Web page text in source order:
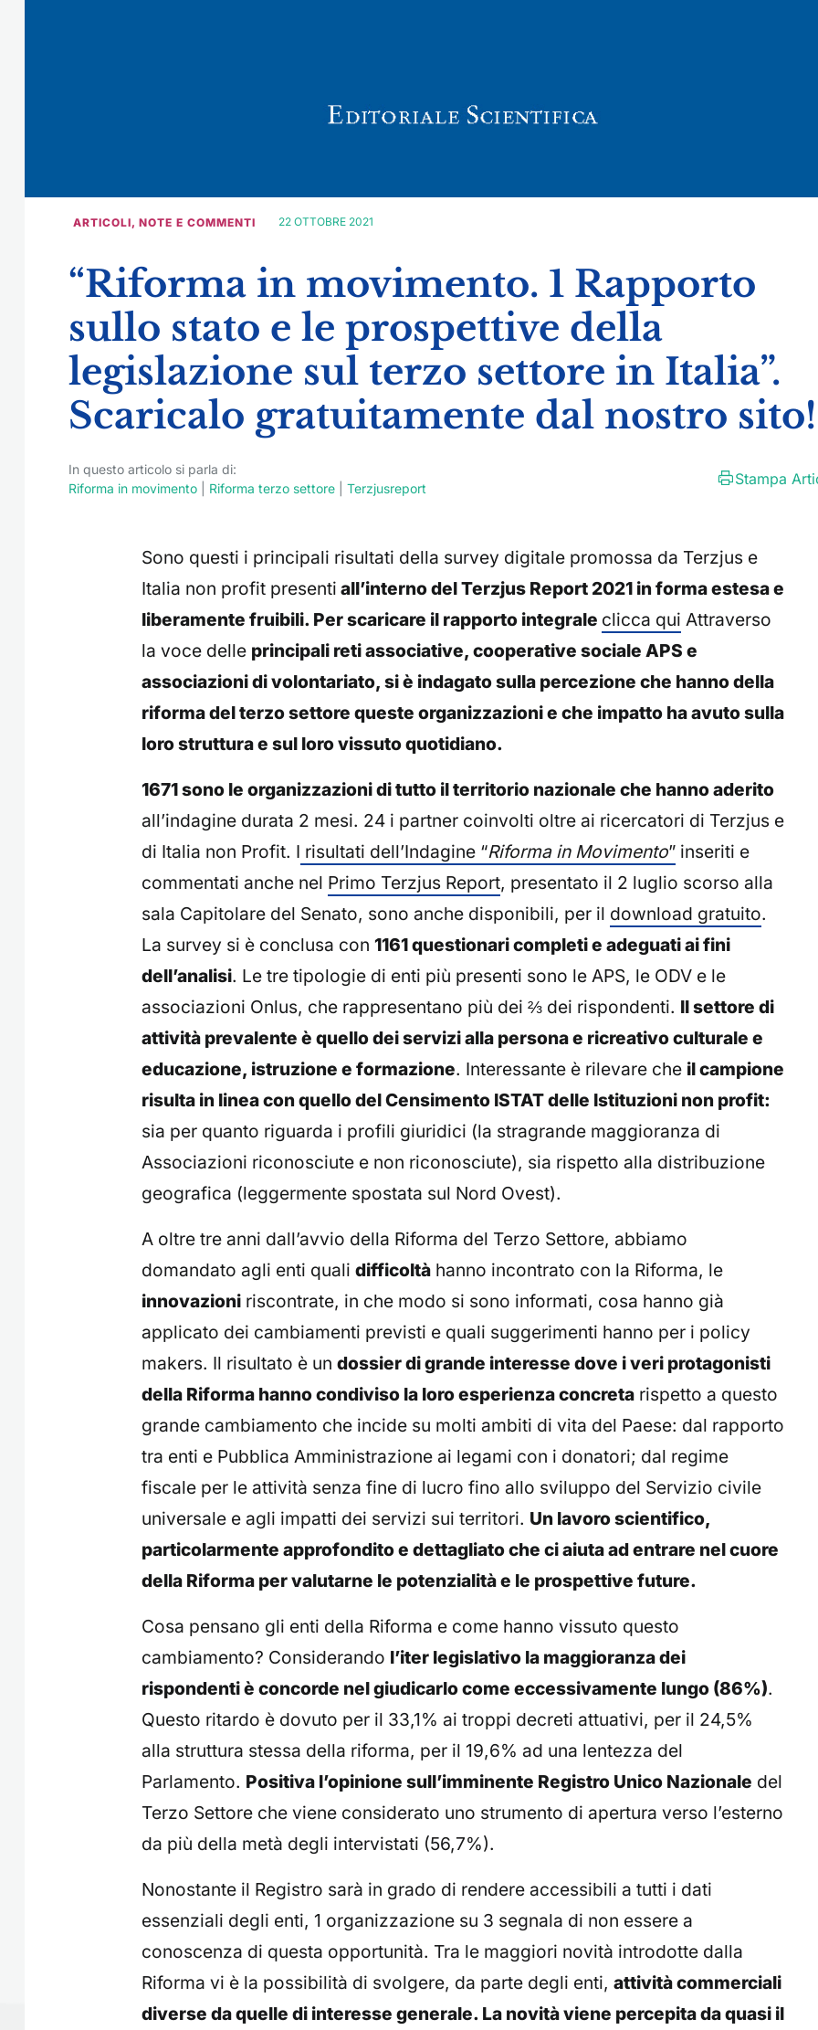
ARTICOLI, NOTE E COMMENTI 22 OTTOBRE 2021
“Riforma in movimento. 1 Rapporto
sullo stato e le prospettive della
legislazione sul terzo settore in Italia”.
Scaricalo gratuitamente dal nostro sito!
In questo articolo si parla di:
Riforma in movimento
Riforma terzo settore Terzjusreport
Stampa
Sono questi i principali risultati della survey digitale promossa da Terzjus e
Italia non profit presenti all’interno del Terzjus Report 2021 in forma estesa e
liberamente fruibili. Per scaricare il rapporto integrale clicca qui Attraverso
la voce delle principali reti associative, cooperative sociale APS e
associazioni di volontariato, si è indagato sulla percezione che hanno della
riforma del terzo settore queste organizzazioni e che impatto ha avuto sulla
loro struttura e sul loro vissuto quotidiano.
1671 sono le organizzazioni di tutto il territorio nazionale che hanno aderito
all’indagine durata 2 mesi. 24 i partner coinvolti oltre ai ricercatori di Terzjus e
di Italia non Profit. I risultati dell’Indagine “Riforma in Movimento” inseriti e
commentati anche nel Primo Terzjus Report, presentato il 2 luglio scorso alla
sala Capitolare del Senato, sono anche disponibili, per il download gratuito.
La survey si è conclusa con 1161 questionari completi e adeguati ai fini
dell’analisi. Le tre tipologie di enti più presenti sono le APS, le ODV e le
associazioni Onlus, che rappresentano più dei ⅔ dei rispondenti. Il settore di
attività prevalente è quello dei servizi alla persona e ricreativo culturale e
educazione, istruzione e formazione. Interessante è rilevare che il campione
risulta in linea con quello del Censimento ISTAT delle Istituzioni non profit:
sia per quanto riguarda i profili giuridici (la stragrande maggioranza di
Associazioni riconosciute e non riconosciute), sia rispetto alla distribuzione
geografica (leggermente spostata sul Nord Ovest).
A oltre tre anni dall’avvio della Riforma del Terzo Settore, abbiamo
domandato agli enti quali difficoltà hanno incontrato con la Riforma, le
innovazioni riscontrate, in che modo si sono informati, cosa hanno già
applicato dei cambiamenti previsti e quali suggerimenti hanno per i policy
makers. Il risultato è un dossier di grande interesse dove i veri protagonisti
della Riforma hanno condiviso la loro esperienza concreta rispetto a questo
grande cambiamento che incide su molti ambiti di vita del Paese: dal rapporto
tra enti e Pubblica Amministrazione ai legami con i donatori; dal regime
fiscale per le attività senza fine di lucro fino allo sviluppo del Servizio civile
universale e agli impatti dei servizi sui territori. Un lavoro scientifico,
particolarmente approfondito e dettagliato che ci aiuta ad entrare nel cuore
della Riforma per valutarne le potenzialità e le prospettive future.
Cosa pensano gli enti della Riforma e come hanno vissuto questo
cambiamento? Considerando l’iter legislativo la maggioranza dei
rispondenti è concorde nel giudicarlo come eccessivamente lungo (86%).
Questo ritardo è dovuto per il 33,1% ai troppi decreti attuativi, per il 24,5%
alla struttura stessa della riforma, per il 19,6% ad una lentezza del
Parlamento. Positiva l’opinione sull’imminente Registro Unico Nazionale del
Terzo Settore che viene considerato uno strumento di apertura verso l’esterno
da più della metà degli intervistati (56,7%).
Nonostante il Registro sarà in grado di rendere accessibili a tutti i dati
essenziali degli enti, 1 organizzazione su 3 segnala di non essere a
conoscenza di questa opportunità. Tra le maggiori novità introdotte dalla
Riforma vi è la possibilità di svolgere, da parte degli enti, attività commerciali
diverse da quelle di interesse generale. La novità viene percepita da quasi il